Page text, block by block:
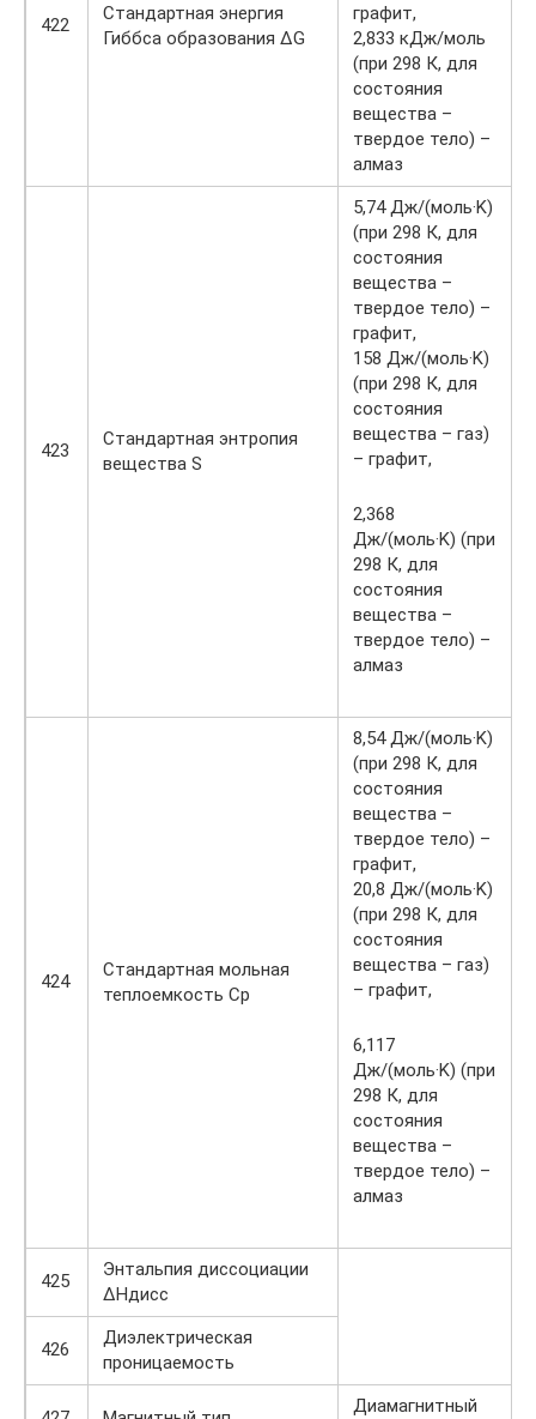
422
Стандартная энергия
Гиббса образования ΔG
графит,
2,833 кДж/моль
(при 298 К, для
состояния
вещества –
твердое тело) –
алмаз
423
Стандартная энтропия
вещества S
5,74 Дж/(моль·K)
(при 298 К, для
состояния
вещества –
твердое тело) –
графит,
158 Дж/(моль·K)
(при 298 К, для
состояния
вещества – газ)
– графит,
2,368
Дж/(моль·K) (при
298 К, для
состояния
вещества –
твердое тело) –
алмаз
424
Стандартная мольная
теплоемкость Cp
8,54 Дж/(моль·K)
(при 298 К, для
состояния
вещества –
твердое тело) –
графит,
20,8 Дж/(моль·K)
(при 298 К, для
состояния
вещества – газ)
– графит,
6,117
Дж/(моль·K) (при
298 К, для
состояния
вещества –
твердое тело) –
алмаз
425
Энтальпия диссоциации
ΔHдисс
426
Диэлектрическая
проницаемость
Диамагнитный